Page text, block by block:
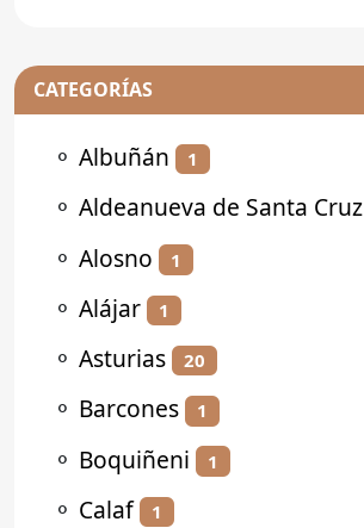
CATEGORÍAS
⚬ Albuñán 1
⚬ Aldeanueva de Santa Cruz
⚬ Alosno 1
⚬ Alájar 1
⚬ Asturias 20
⚬ Barcones 1
⚬ Boquiñeni 1
⚬ Calaf 1